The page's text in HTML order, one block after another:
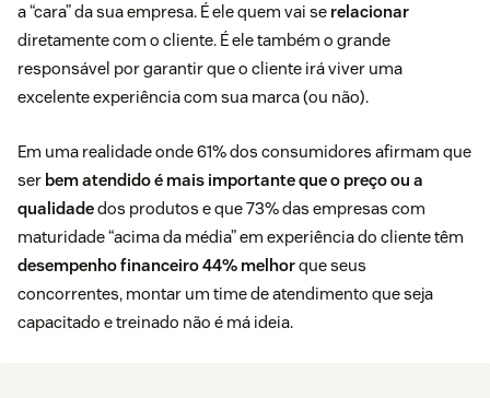
a “cara” da sua empresa. É ele quem vai se relacionar
diretamente com o cliente. É ele também o grande
responsável por garantir que o cliente irá viver uma
excelente experiência com sua marca (ou não).
Em uma realidade onde61%dos consumidores afirmam que
ser bem atendido é mais importante que o preço ou a
qualidadedos produtos e que73%das empresas com
maturidade “acima da média” em experiência do cliente têm
desempenho financeiro 44% melhorque seus
concorrentes, montar um time de atendimento que seja
capacitado e treinado não é má ideia.